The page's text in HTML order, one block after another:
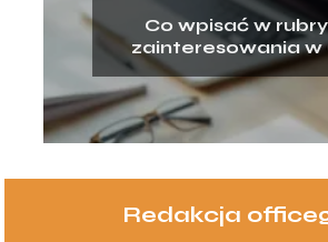
Co wpisać w
zainteresowania w
Przykłady
Redakcja